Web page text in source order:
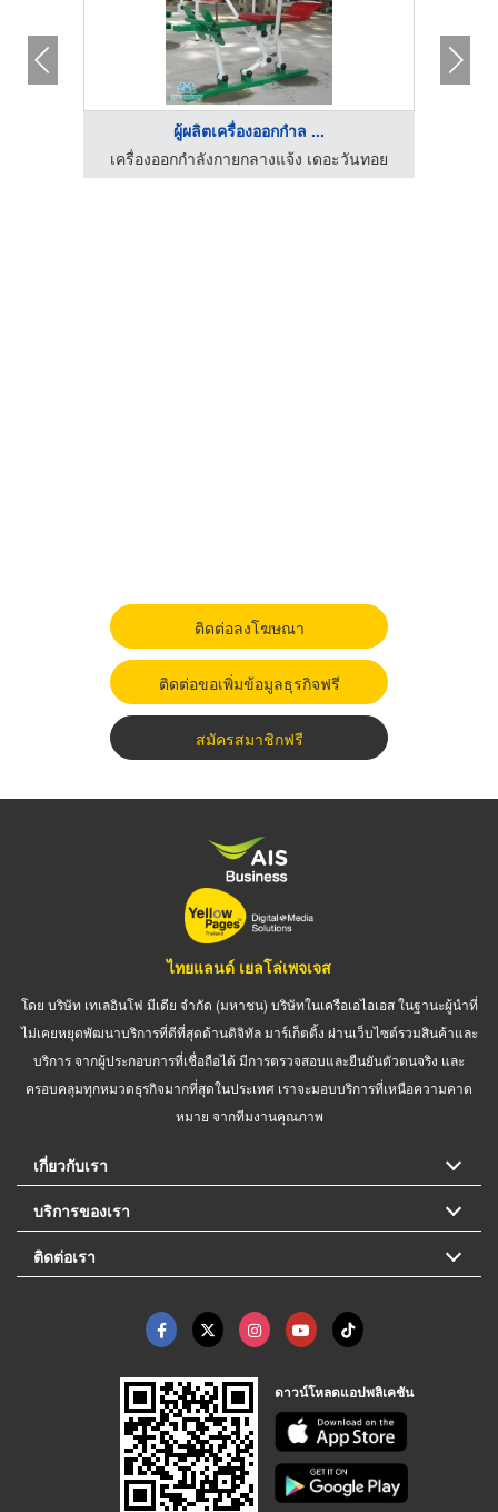
ผู้ผลิตเครื่องออกกำล ...
เครื่องออกกำลังกายกลางแจ้ง เดอะวันทอย
ติดต่อลงโฆษณา
ติดต่อขอเพิ่มข้อมูลธุรกิจฟรี
สมัครสมาชิกฟรี
ไทยแลนด์ เยลโล่เพจเจส
โดย บริษัท เทเลอินโฟ มีเดีย จำกัด (มหาชน) บริษัทในเครือเอไอเอส ในฐานะผู้นำที่
ไม่เคยหยุดพัฒนาบริการที่ดีที่สุดด้านดิจิทัล มาร์เก็ตติ้ง ผ่านเว็บไซต์รวมสินค้าและ
บริการ จากผู้ประกอบการที่เชื่อถือได้ มีการตรวจสอบและยืนยันตัวตนจริง และ
ครอบคลุมทุกหมวดธุรกิจมากที่สุดในประเทศ เราจะมอบบริการที่เหนือความคาด
หมาย จากทีมงานคุณภาพ
เกี่ยวกับเรา
บริการของเรา
ติดต่อเรา
ดาวน์โหลดแอปพลิเคชัน